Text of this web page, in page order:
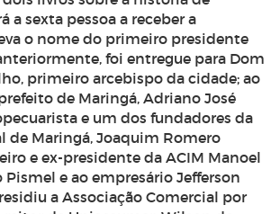
a sexta pessoa a receber a
o nome do primeiro presidente
foi entregue para Dom
primeiro arcebispo da cidade; ao
de Maringá, Adriano José
e um dos fundadores da
de Maringá, Joaquim Romero
e ex-presidente da ACIM Manoel
Pismel e ao empresário Jefferson
a Associação Comercial por